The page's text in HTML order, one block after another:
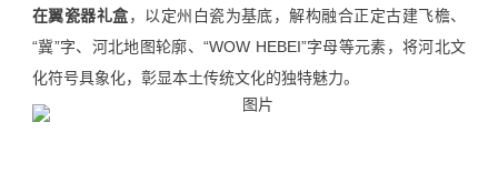
在翼瓷器礼盒，以定州白瓷为基底，解构融合正定古建飞檐、
“冀”字、河北地图轮廓、“WOW HEBEI”字母等元素，将河北文
化符号具象化，彰显本土传统文化的独特魅力。